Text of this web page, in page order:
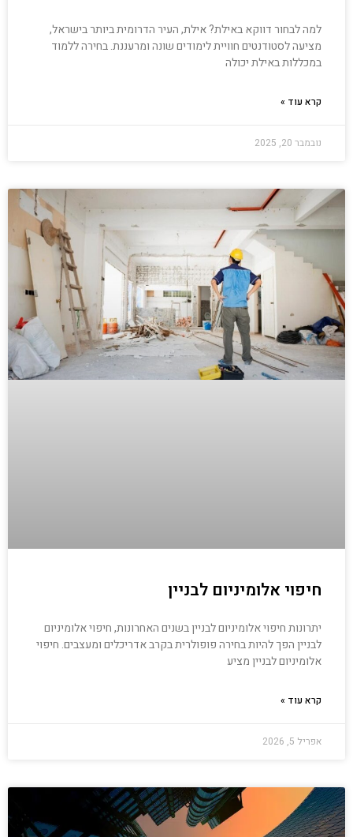
למה לבחור דווקא באילת? אילת, העיר הדרומית ביותר בישראל,
מציעה לסטודנטים חוויית לימודים שונה ומרעננת. בחירה ללמוד
במכללות באילת יכולה
קרא עוד »
נובמבר 20, 2025
חיפוי אלומיניום לבניין
יתרונות חיפוי אלומיניום לבניין בשנים האחרונות, חיפוי אלומיניום
לבניין הפך להיות בחירה פופולרית בקרב אדריכלים ומעצבים. חיפוי
אלומיניום לבניין מציע
קרא עוד »
אפריל 5, 2026